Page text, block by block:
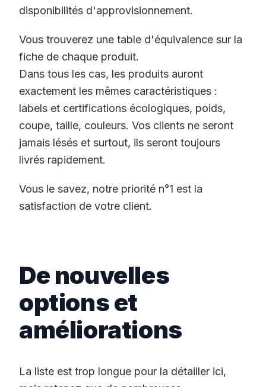
disponibilités d'approvisionnement.
Vous trouverez une table d'équivalence sur la
fiche de chaque produit.
Dans tous les cas, les produits auront
exactement les mêmes caractéristiques :
labels et certifications écologiques, poids,
coupe, taille, couleurs. Vos clients ne seront
jamais lésés et surtout, ils seront toujours
livrés rapidement.
Vous le savez, notre priorité n°1 est la
satisfaction de votre client.
De nouvelles
options et
améliorations
La liste est trop longue pour la détailler ici,